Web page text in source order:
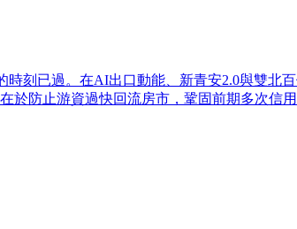
刻已過。在AI出口動能、新青安2.0與雙北
於防止游資過快回流房市，鞏固前期多次信